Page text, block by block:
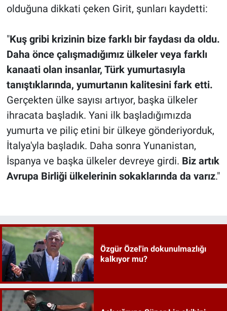
olduğuna dikkati çeken Girit, şunları kaydetti:
"Kuş gribi krizinin bize farklı bir faydası da oldu.
Daha önce çalışmadığımız ülkeler veya farklı
kanaati olan insanlar, Türk yumurtasıyla
tanıştıklarında, yumurtanın kalitesini fark etti.
Gerçekten ülke sayısı artıyor, başka ülkeler
ihracata başladık. Yani ilk başladığımızda
yumurta ve piliç etini bir ülkeye gönderiyorduk,
İtalya'yla başladık. Daha sonra Yunanistan,
İspanya ve başka ülkeler devreye girdi. Biz artık
Avrupa Birliği ülkelerinin sokaklarında da varız."
Özgür Özel'in dokunulmazlığı
kalkıyor mu?